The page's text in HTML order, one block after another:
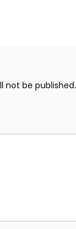
not be published.